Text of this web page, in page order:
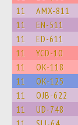
11 AMX-811
11 EN-511
11 ED-611
11 YCD-10
11 OK-118
11 OK-125
11 OJB-622
11 UD-748